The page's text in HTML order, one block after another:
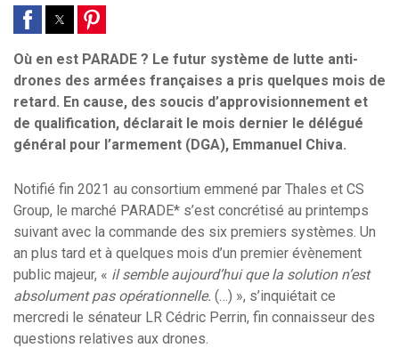
Où en est PARADE ? Le futur système de lutte anti-
drones des armées françaises a pris quelques mois de
retard. En cause, des soucis d’approvisionnement et
de qualification, déclarait le mois dernier le délégué
général pour l’armement (DGA), Emmanuel Chiva.
Notifié fin 2021 au consortium emmené par Thales et CS
Group, le marché PARADE* s’est concrétisé au printemps
suivant avec la commande des six premiers systèmes. Un
an plus tard et à quelques mois d’un premier évènement
public majeur, « il semble aujourd’hui que la solution n’est
absolument pas opérationnelle. (…) », s’inquiétait ce
mercredi le sénateur LR Cédric Perrin, fin connaisseur des
questions relatives aux drones.